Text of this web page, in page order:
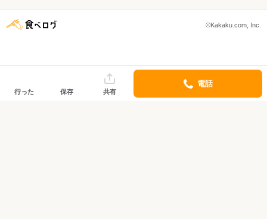
©Kakaku.com, Inc.
行った 保存 共有
電話